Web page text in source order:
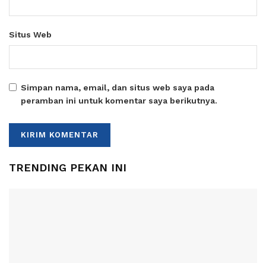
Situs Web
Simpan nama, email, dan situs web saya pada
peramban ini untuk komentar saya berikutnya.
TRENDING PEKAN INI